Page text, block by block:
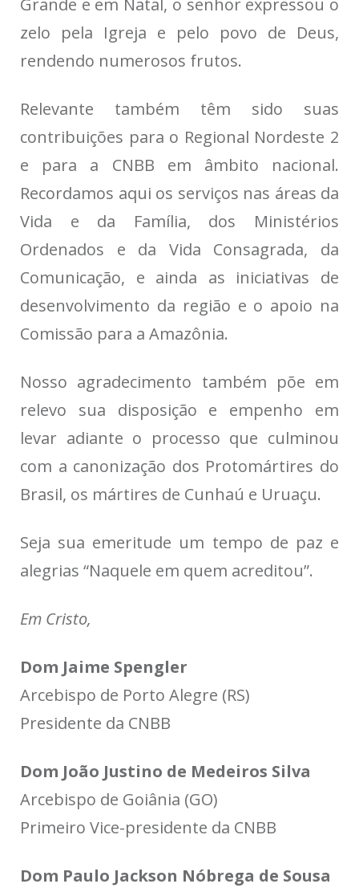
Grande e em Natal, o senhor expressou o
zelo pela Igreja e pelo povo de Deus,
rendendo numerosos frutos.
Relevante também têm sido suas
contribuições para o Regional Nordeste 2
e para a CNBB em âmbito nacional.
Recordamos aqui os serviços nas áreas da
Vida e da Família, dos Ministérios
Ordenados e da Vida Consagrada, da
Comunicação, e ainda as iniciativas de
desenvolvimento da região e o apoio na
Comissão para a Amazônia.
Nosso agradecimento também põe em
relevo sua disposição e empenho em
levar adiante o processo que culminou
com a canonização dos Protomártires do
Brasil, os mártires de Cunhaú e Uruaçu.
Seja sua emeritude um tempo de paz e
alegrias “Naquele em quem acreditou”.
Em Cristo,
Dom Jaime Spengler
Arcebispo de Porto Alegre (RS)
Presidente da CNBB
Dom João Justino de Medeiros Silva
Arcebispo de Goiânia (GO)
Primeiro Vice-presidente da CNBB
Dom Paulo Jackson Nóbrega de Sousa